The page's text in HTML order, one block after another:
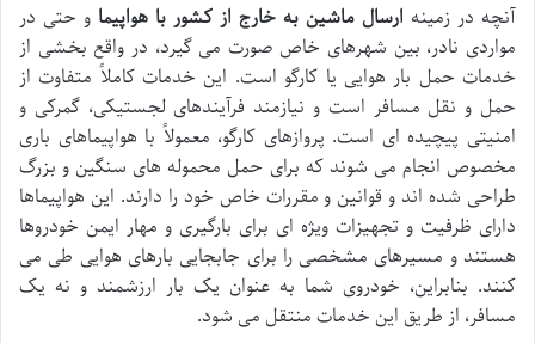
آنچه در زمینه ارسال ماشین به خارج از کشور با هواپیما و حتی در
مواردی نادر، بین شهرهای خاص صورت می گیرد، در واقع بخشی از
خدمات حمل بار هوایی یا کارگو است. این خدمات کاملاً متفاوت از
حمل و نقل مسافر است و نیازمند فرآیندهای لجستیکی، گمرکی و
امنیتی پیچیده ای است. پروازهای کارگو، معمولاً با هواپیماهای باری
مخصوص انجام می شوند که برای حمل محموله های سنگین و بزرگ
طراحی شده اند و قوانین و مقررات خاص خود را دارند. این هواپیماها
دارای ظرفیت و تجهیزات ویژه ای برای بارگیری و مهار ایمن خودروها
هستند و مسیرهای مشخصی را برای جابجایی بارهای هوایی طی می
کنند. بنابراین، خودروی شما به عنوان یک بار ارزشمند و نه یک
مسافر، از طریق این خدمات منتقل می شود.